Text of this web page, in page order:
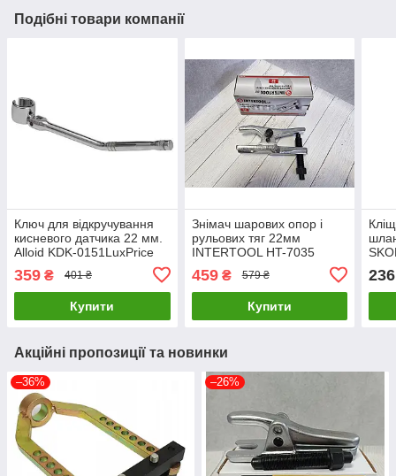
Подібні товари компанії
Ключ для відкручування
кисневого датчика 22 мм.
Alloid KDK-0151LuxPrice
359 ₴ 401 ₴
Купити
Знімач шарових опор і
рульових тяг 22мм
INTERTOOL HT-7035
459₴ 579 ₴
Купити
236
Акційні пропозиції та новинки
–36% –26%